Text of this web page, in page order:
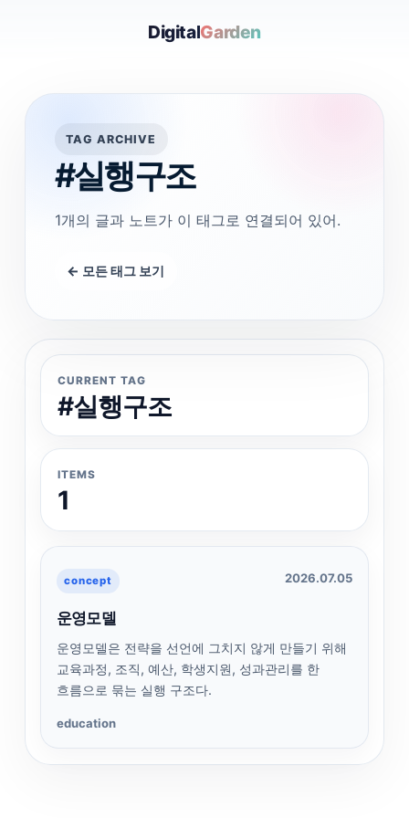
DigitalGarden
TAG ARCHIVE
#실행구조
1개의 글과 노트가 이 태그로 연결되어 있어.
← 모든 태그 보기
CURRENT TAG
#실행구조
ITEMS
1
concept 2026.07.05
운영모델
운영모델은 전략을 선언에 그치지 않게 만들기 위해
교육과정, 조직, 예산, 학생지원, 성과관리를 한
흐름으로 묶는 실행 구조다.
education